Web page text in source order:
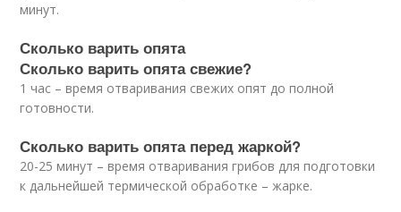
минут.
Сколько варить опята
Сколько варить опята свежие?
1 час – время отваривания свежих опят до полной
готовности.
Сколько варить опята перед жаркой?
20-25 минут – время отваривания грибов для подготовки
к дальнейшей термической обработке – жарке.